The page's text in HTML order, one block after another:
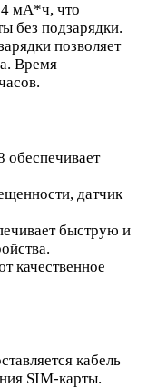
мА*ч, что
без подзарядки.
позволяет
Время
обеспечивает
датчик
быструю и
качественное
кабель
SIM-карты.